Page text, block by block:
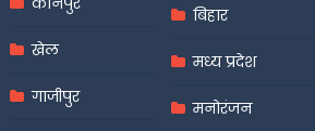
खेल
गाजीपुर
बिहार
मध्य प्रदेश
मनोरंजन